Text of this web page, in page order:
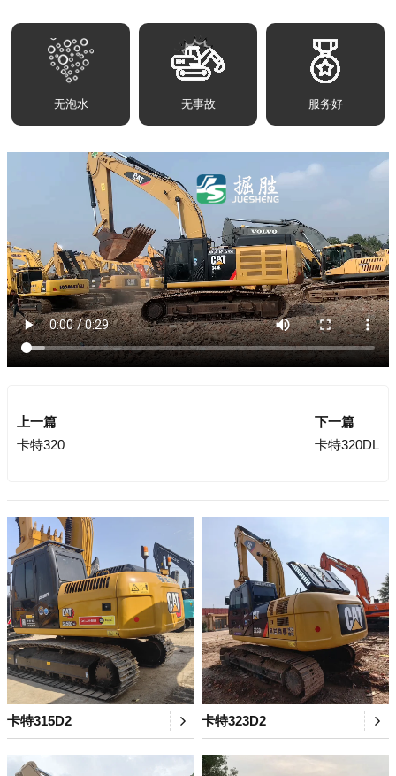
无泡水 无事故 服务好
上一篇
卡特320
下一篇
卡特320DL
卡特315D2 卡特323D2